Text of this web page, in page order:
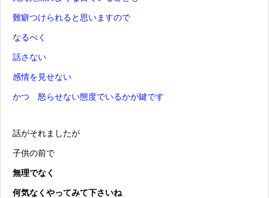
難癖つけられると思いますので
なるべく
話さない
感情を見せない
かつ 怒らせない態度でいるかが鍵です
話がそれましたが
子供の前で
無理でなく
何気なくやってみて下さいね